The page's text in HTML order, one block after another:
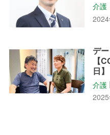
介護
デ
【
日】
介護